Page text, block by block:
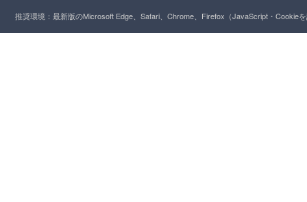
推奨環境：最新版のMicrosoft Edge、Safari、Chrome、Firefox（JavaScript・Cookie